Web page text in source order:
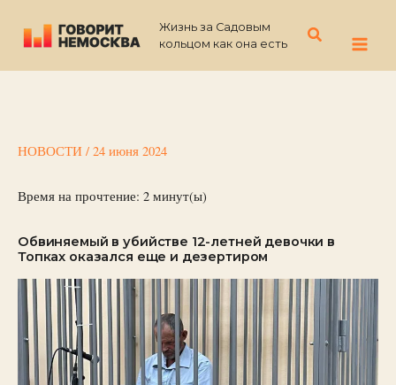
содержимому
Жизнь за Садовым
кольцом как она есть
Поиск
НОВОСТИ / 24 июня 2024
Время на прочтение: 2 минут(ы)
Обвиняемый в убийстве 12-летней девочки в
Топках оказался еще и дезертиром